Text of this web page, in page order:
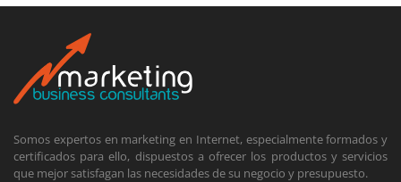
Somos expertos en marketing en Internet, especialmente formados y
certificados para ello, dispuestos a ofrecer los productos y servicios
que mejor satisfagan las necesidades de su negocio y presupuesto.